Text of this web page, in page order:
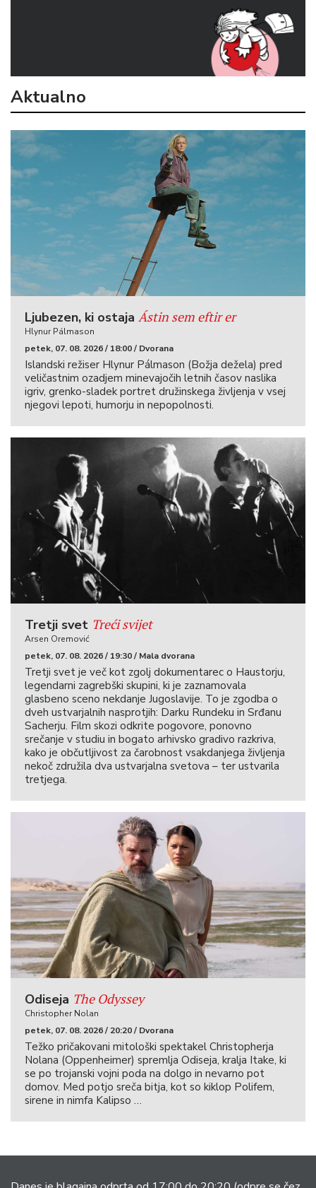
Aktualno
Ljubezen, ki ostaja Ástin sem eftir er
Hlynur Pálmason
petek, 07. 08. 2026 / 18:00 / Dvorana
Islandski režiser Hlynur Pálmason (Božja dežela) pred
veličastnim ozadjem minevajočih letnih časov naslika
igriv, grenko-sladek portret družinskega življenja v vsej
njegovi lepoti, humorju in nepopolnosti.
Tretji svet Treći svijet
Arsen Oremović
petek, 07. 08. 2026 / 19:30 / Mala dvorana
Tretji svet je več kot zgolj dokumentarec o Haustorju,
legendarni zagrebški skupini, ki je zaznamovala
glasbeno sceno nekdanje Jugoslavije. To je zgodba o
dveh ustvarjalnih nasprotjih: Darku Rundeku in Srđanu
Sacherju. Film skozi odkrite pogovore, ponovno
srečanje v studiu in bogato arhivsko gradivo razkriva,
kako je občutljivost za čarobnost vsakdanjega življenja
nekoč združila dva ustvarjalna svetova – ter ustvarila
tretjega.
Odiseja The Odyssey
Christopher Nolan
petek, 07. 08. 2026 / 20:20 / Dvorana
Težko pričakovani mitološki spektakel Christopherja
Nolana (Oppenheimer) spremlja Odiseja, kralja Itake, ki
se po trojanski vojni poda na dolgo in nevarno pot
domov. Med potjo sreča bitja, kot so kiklop Polifem,
sirene in nimfa Kalipso …